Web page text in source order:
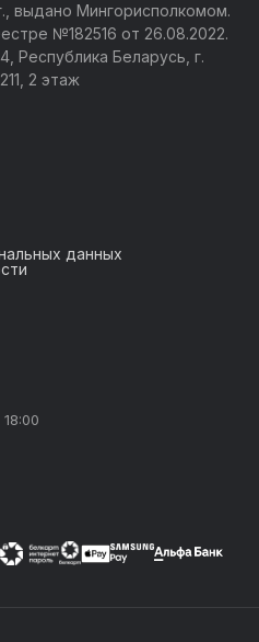
выдано Мингорисполкомом.
№182516 от 26.08.2022.
Республика Беларусь, г.
2 этаж
данных